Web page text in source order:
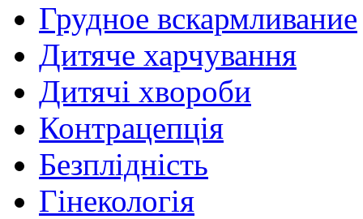
Грудное вскармливание
Дитяче харчування
Дитячі хвороби
Контрацепція
Безплідність
Гінекологія